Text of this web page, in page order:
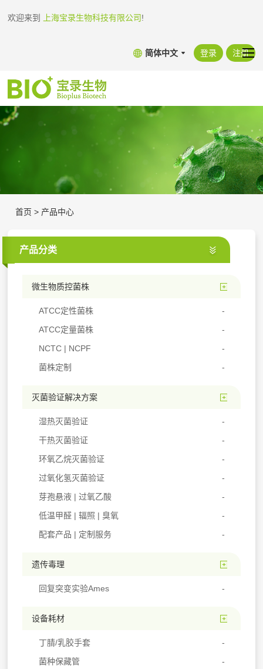
欢迎来到 上海宝录生物科技有限公司!
简体中文 登录 注册
首页 > 产品中心
产品分类
微生物质控菌株
ATCC定性菌株
ATCC定量菌株
NCTC | NCPF
菌株定制
灭菌验证解决方案
湿热灭菌验证
干热灭菌验证
环氧乙烷灭菌验证
过氧化氢灭菌验证
芽孢悬液 | 过氧乙酸
低温甲醛 | 辐照 | 臭氧
配套产品 | 定制服务
遗传毒理
回复突变实验Ames
设备耗材
丁腈/乳胶手套
菌种保藏管